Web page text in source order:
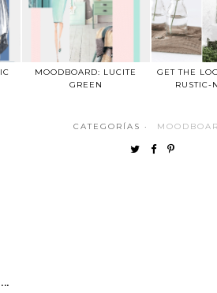
MOODBOARD: LUCITE
GREEN
GET THE
RUSTIC-
CATEGORÍAS ·